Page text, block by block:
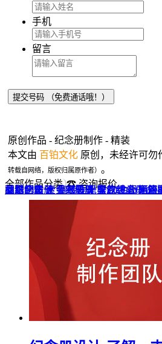
手机
留言
原创作品 - 纪念册制作 - 精装
本文由 百铂文化 原创，未经许可勿
转载自网络，版权归属原作者） 。
全部作品分类 ☎ 咨询报价
品牌全案 ▼ 宣传画册 VI+LOGO 企
网站UI设计 导视设计 餐饮设计 酒店
企业纪念册 聚会纪念册 毕业纪念册 领
战友纪念册 个人影集 家庭/生日相册
菜谱制作 企业邮册 光盘包装盒 高端